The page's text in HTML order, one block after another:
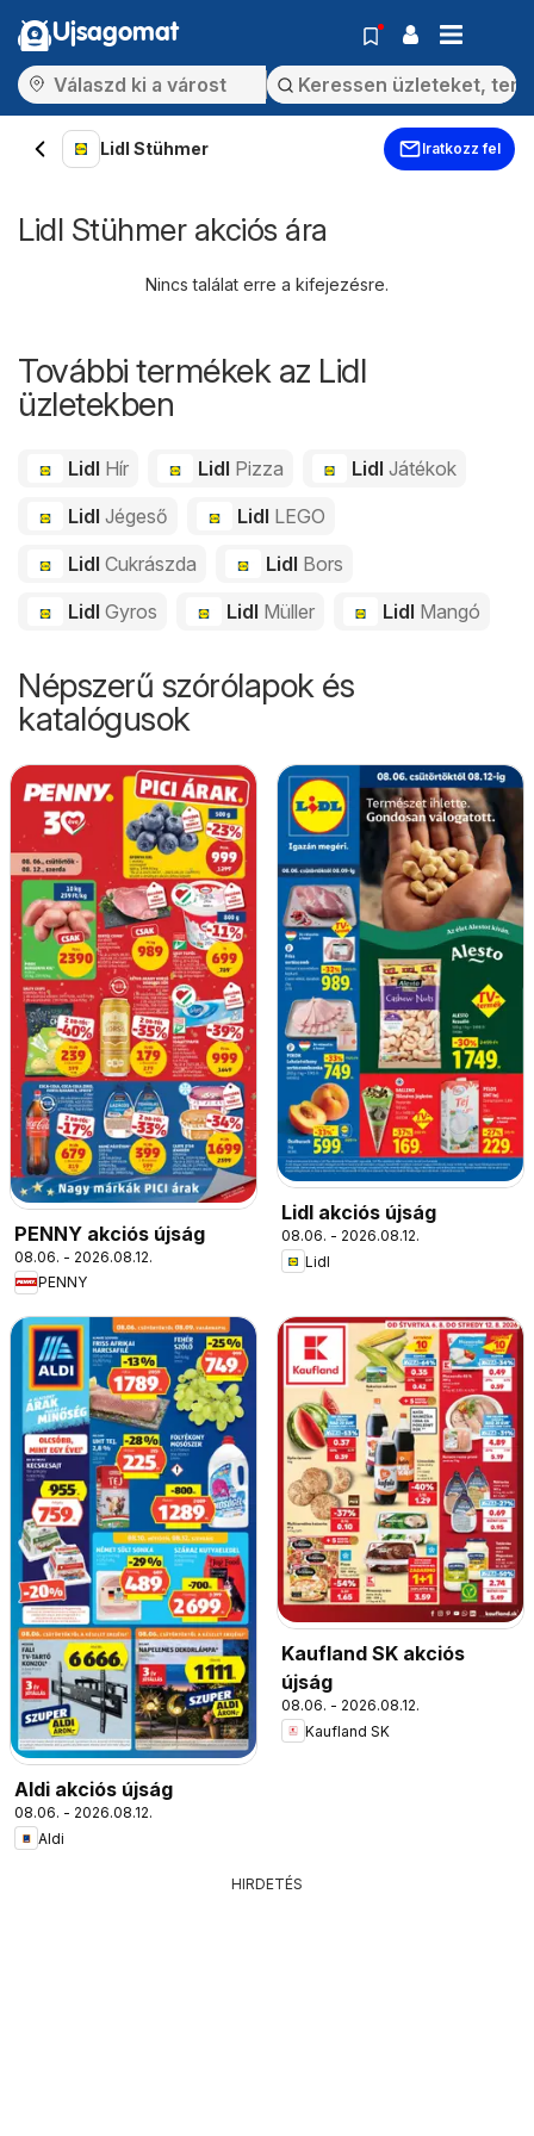
Ujsagomat
Lidl Stühmer Iratkozz fel
Lidl Stühmer akciós ára
Nincs találat erre a kifejezésre.
További termékek az Lidl
üzletekben
Lidl Hír Lidl Pizza LidlJátékok
Lidl Jégeső Lidl LEGO
Lidl Cukrászda Lidl Bors
Lidl Gyros Lidl Müller Lidl Mangó
Népszerű szórólapok és
katalógusok
PENNY akciós újság
08.06. - 2026.08.12.
PENNY
Lidl akciós újság
08.06. - 2026.08.12.
Lidl
Aldi akciós újság
08.06. - 2026.08.12.
Aldi
Kaufland SK akciós
újság
08.06. - 2026.08.12.
Kaufland SK
HIRDETÉS